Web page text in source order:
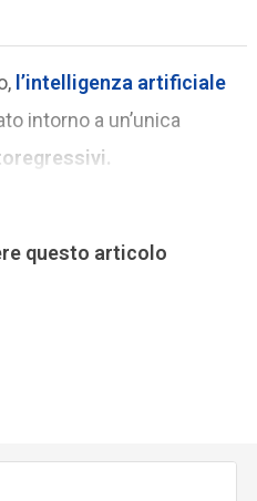
l’intelligenza artificiale
intorno a un’unica
questo articolo